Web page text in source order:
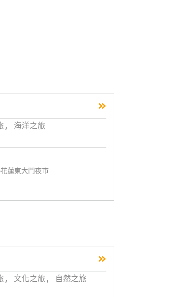
»
, 海洋之旅
蓮東大門夜市
»
, 文化之旅, 自然之旅